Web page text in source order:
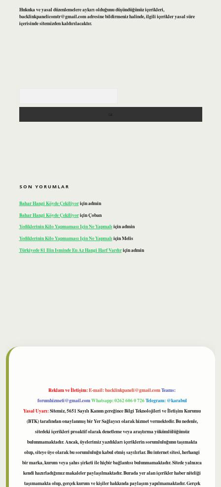
Hukuka ve yasal düzenlemelere aykırı olduğunu düşündüğünüz içerikleri,
backlinkpanelicomtr@gmail.comadresine bildirmeniz halinde, ilgili içerikler yasal süre
içerisinde sitemizden kaldırılacaktır.
SON YORUMLAR
Bahar Hangi Köyde Çekiliyoriçinadmin
Bahar Hangi Köyde ÇekiliyoriçinÇoban
Yediklerinin Kilo Yapmaması Için Ne Yapmalıiçinadmin
Yediklerinin Kilo Yapmaması Için Ne YapmalıiçinMelis
Türkiyede 81 Ilin Isminde En Az Hangi Harf Vardıriçinadmin
Reklam ve İletişim:E-mail:backlinkpaneli@gmail.comTeams:
forumhizmeti@gmail.comWhatsapp: 0262 606 0 726Telegram: @karabul
Yasal Uyarı:Sitemiz, 5651 Sayılı Kanun gereğince Bilgi Teknolojileri ve İletişim Kurumu
(BTK) tarafından onaylanmış bir Yer Sağlayıcı olarak hizmet vermektedir. Bu nedenle,
sitedeki içerikleri proaktif olarak denetleme veya araştırma yükümlülüğümüz
bulunmamaktadır. Ancak, üyelerimiz yazdıkları içeriklerin sorumluluğunu taşımakta
olup, siteye üye olarak bu sorumluluğu kabul etmiş sayılırlar. Bu internet sitesi, herhangi
bir marka, kurum veya şahıs şirketi ile hiçbir bağlantısı bulunmamaktadır. Sitede yalnızca
kendi hazırladığımız makaleler paylaşılmaktadır. Burada yer alan içerikler haber niteliği
taşımamakta olup, gerçek kurum ve kişiler hakkında paylaşım yapılmamaktadır. Gerçek